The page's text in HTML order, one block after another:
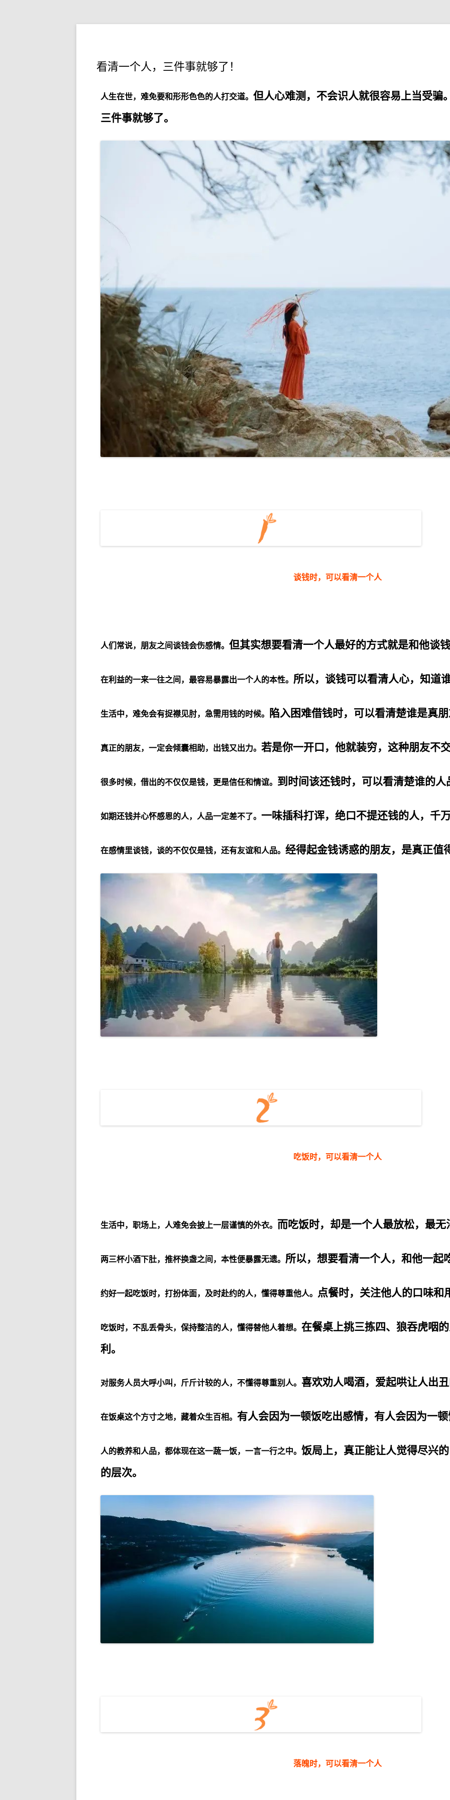
看清一个人，三件事就够了！
人生在世，难免要和形形色色的人打交道。 但人心难测，不会识人就很容易上当受骗
三件事就够了。
谈钱时，可以看清一个人
人们常说，朋友之间谈钱会伤感情。 但其实想要看清一个人最好的方式就是和他谈
在利益的一来一往之间，最容易暴露出一个人的本性。 所以，谈钱可以看清人心，知道
生活中，难免会有捉襟见肘，急需用钱的时候。 陷入困难借钱时，可以看清楚谁是真
真正的朋友，一定会倾囊相助，出钱又出力。 若是你一开口，他就装穷，这种朋友不
很多时候，借出的不仅仅是钱，更是信任和情谊。 到时间该还钱时，可以看清楚谁的人
如期还钱并心怀感恩的人，人品一定差不了。 一味插科打诨，绝口不提还钱的人，千
在感情里谈钱，谈的不仅仅是钱，还有友谊和人品。 经得起金钱诱惑的朋友，是真正值
吃饭时，可以看清一个人
生活中，职场上，人难免会披上一层谨慎的外衣。 而吃饭时，却是一个人最放松，最无
两三杯小酒下肚，推杯换盏之间，本性便暴露无遗。 所以，想要看清一个人，和他一起
约好一起吃饭时，打扮体面，及时赴约的人，懂得尊重他人。 点餐时，关注他人的口味和
吃饭时，不乱丢骨头，保持整洁的人，懂得替他人着想。 在餐桌上挑三拣四、狼吞虎咽
利。
对服务人员大呼小叫，斤斤计较的人，不懂得尊重别人。 喜欢劝人喝酒，爱起哄让人出
在饭桌这个方寸之地，藏着众生百相。 有人会因为一顿饭吃出感情，有人会因为一
人的教养和人品，都体现在这一蔬一饭，一言一行之中。 饭局上，真正能让人觉得尽兴
的层次。
落魄时，可以看清一个人